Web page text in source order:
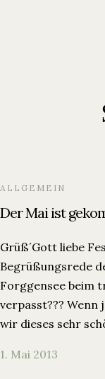
ALLGEMEIN
Der Mai ist
Grüß´Gott liebe
Begrüßungsrede
Forggensee beim
verpasst??? Wenn
wir dieses sehr
1. Mai 2013